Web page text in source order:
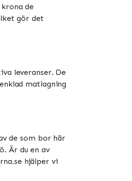
de
gör det
leveranser. De
matlagning
de som bor här
Är du en av
hjälper vi